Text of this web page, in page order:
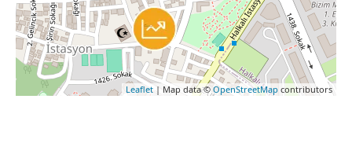
Leaflet | Map data ©OpenStreetMap contributors